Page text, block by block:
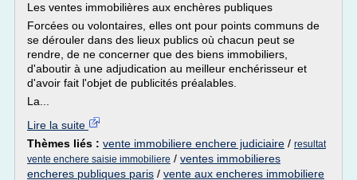
Les ventes immobilières aux enchères publiques
Forcées ou volontaires, elles ont pour points communs de
se dérouler dans des lieux publics où chacun peut se
rendre, de ne concerner que des biens immobiliers,
d'aboutir à une adjudication au meilleur enchérisseur et
d'avoir fait l'objet de publicités préalables.
La...
Lire la suite
Thèmes liés : vente immobiliere enchere judiciaire / resultat
vente enchere saisie immobiliere / ventes immobilieres
encheres publiques paris / vente aux encheres immobiliere